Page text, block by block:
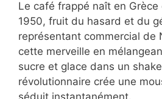
du café frappé
Le café frappé naît en Grèce
1950, fruit du hasard et du
représentant commercial de
cette merveille en